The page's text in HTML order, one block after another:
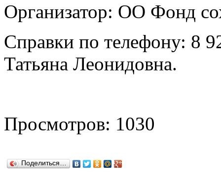
Организатор: ОО Фонд
Справки по телефону: 8
Татьяна Леонидовна.
Просмотров: 1030
Поделиться…